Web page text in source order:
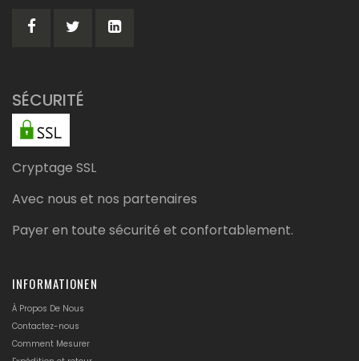
SÉCURITÉ
Cryptage SSL
Avec nous et nos partenaires
Payer en toute sécurité et confortablement.
INFORMATIONEN
À Propos De Nous
Contactez-nous
Comment Mesurer